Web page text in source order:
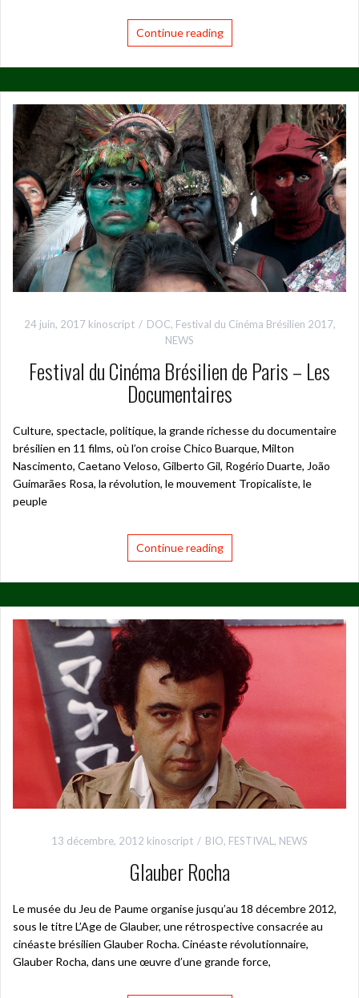
Continue reading
24 juin, 2017 kinoscript DOC, Festival du Cinéma Brésilien 2017,
NEWS
Festival du Cinéma Brésilien de Paris – Les
Documentaires
Culture, spectacle, politique, la grande richesse du documentaire
brésilien en 11 films, où l’on croise Chico Buarque, Milton
Nascimento, Caetano Veloso, Gilberto Gil, Rogério Duarte, João
Guimarães Rosa, la révolution, le mouvement Tropicaliste, le
peuple
Continue reading
13 décembre, 2012 kinoscript BIO, FESTIVAL , NEWS
Glauber Rocha
Le musée du Jeu de Paume organise jusqu’au 18 décembre 2012,
sous le titre L’Age de Glauber, une rétrospective consacrée au
cinéaste brésilien Glauber Rocha. Cinéaste révolutionnaire,
Glauber Rocha, dans une œuvre d’une grande force,